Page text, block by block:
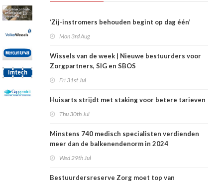
‘Zij-instromers behouden begint op dag één’
Mon 3rd Aug
Wissels van de week | Nieuwe bestuurders voor
Zorgpartners, SIG en SBOS
Fri 31st Jul
Huisarts strijdt met staking voor betere tarieven
Thu 30th Jul
Minstens 740 medisch specialisten verdienden
meer dan de balkenendenorm in 2024
Wed 29th Jul
Bestuurdersreserve Zorg moet top van